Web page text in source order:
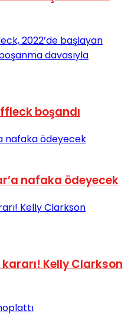
boşandı
nafaka ödeyecek
Kelly Clarkson